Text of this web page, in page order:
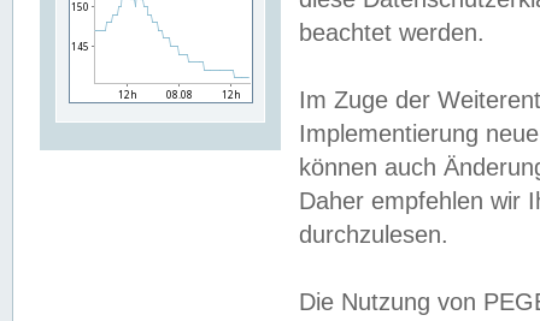
beachtet werden.
Im Zuge der
Implementierung
können auch
Daher empfehlen wir
durchzulesen.
Die Nutzung von